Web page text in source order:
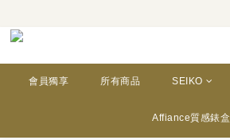
會員獨享 所有商品 SEIKO
Affiance質感錶盒